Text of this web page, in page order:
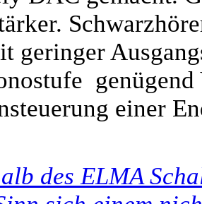
geringer
einer